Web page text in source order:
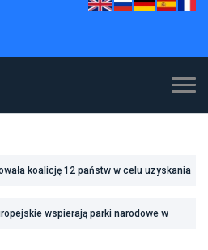
koalicję 12 państw w celu uzyskania
wspierają parki narodowe w